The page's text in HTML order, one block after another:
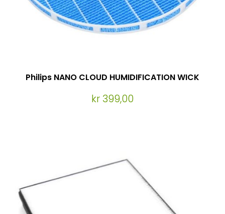
Philips NANO CLOUD HUMIDIFICATION WICK
kr 399,00